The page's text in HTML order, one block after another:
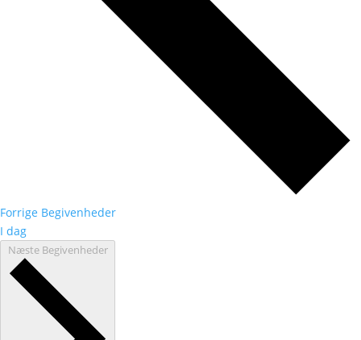
Forrige Begivenheder
I dag
Næste Begivenheder